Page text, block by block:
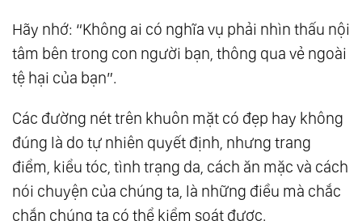
96.Bậc Cao Nhân Luôn Biết Cách Thu Lại Ánh
Hào Quang Của Chính Mình
97.
Quy Luật Kỳ Diệu Của Cỏ Lông Nhọn: Mất
Nửa Năm Để Chuẩn Bị Cho Sự Trưởng Thành
98.4 Câu Ngạn Ngữ Thể Hiện Trí Tuệ Của
Người Xưa
99.Giúp Đỡ Người Khác Chính Là Đang Giúp
Hãy nhớ: “Không ai có nghĩa vụ phải nhìn thấu nội
tâm bên trong con người bạn, thông qua vẻ ngoài
tệ hại của bạn”.
Các đường nét trên khuôn mặt có đẹp hay không
đúng là do tự nhiên quyết định, nhưng trang
điểm, kiểu tóc, tình trạng da, cách ăn mặc và cách
nói chuyện của chúng ta, là những điều mà chắc
chắn chúng ta có thể kiểm soát được.